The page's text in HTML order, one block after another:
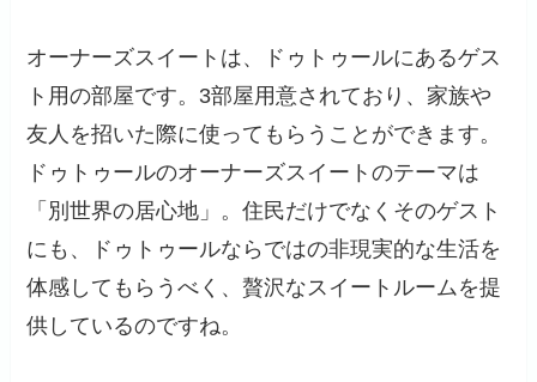
オーナーズスイートは、ドゥトゥールにあるゲス
ト用の部屋です。3部屋用意されており、家族や
友人を招いた際に使ってもらうことができます。
ドゥトゥールのオーナーズスイートのテーマは
「別世界の居心地」。住民だけでなくそのゲスト
にも、ドゥトゥールならではの非現実的な生活を
体感してもらうべく、贅沢なスイートルームを提
供しているのですね。